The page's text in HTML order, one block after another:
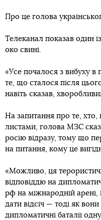
Про це голова
Телеканал показав один
око свині.
«Усе почалося з вибуху в
те, що сталося після
навіть сказав,
На запитання про те, хто,
листами, голова МЗС
росію відразу, тому що
на питання, кому це
«Можливо, ця
відповіддю на
рф на міжнародній
дати відсіч — тоді як
дипломатичні баталії